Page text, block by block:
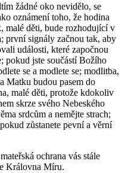
žádné oko nevidělo, se
oznámení toho, že hodina
malé děti, bude rozhodující v
první signály začnou tak, aby
události, které započnou
pokud jste součástí Božího
se a modlete se; modlitba,
Matku budou pasem do
malé děti, protože kdokoliv
skrze svého Nebeského
srdcům a nemějte strach;
zůstanete pevní a věrní
ochrana vás stále
Královna Míru.